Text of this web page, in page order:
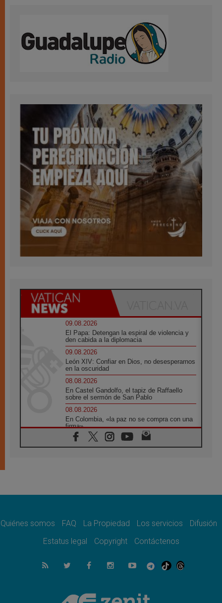
09.08.2026
El Papa: Detengan la espiral de violencia y
den cabida a la diplomacia
09.08.2026
León XIV: Confiar en Dios, no desesperarnos
en la oscuridad
08.08.2026
En Castel Gandolfo, el tapiz de Raffaello
sobre el sermón de San Pablo
08.08.2026
En Colombia, «la paz no se compra con una
firma»
08.08.2026
En Venezuela celebraron los 416 años del
08.08.2026
07.08.2026
se convierte en diócesis
Honduras: Los desplazados invisibles de una
crisis olvidada
Bokalic: "En Argentina el Papa León señalará
el compromiso del cristiano"
Quiénes somos FAQ La Propiedad Los servicios
Difusión
Estatus legal
Copyright Contáctenos